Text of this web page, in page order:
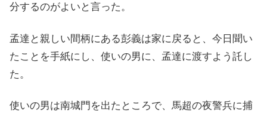
分するのがよいと言った。
孟達と親しい間柄にある彭義は家に戻ると、今日聞い
たことを手紙にし、使いの男に、孟達に渡すよう託し
た。
使いの男は南城門を出たところで、馬超の夜警兵に捕